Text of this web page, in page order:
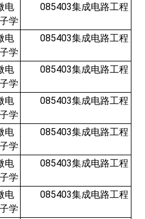
电
学
085403集成电路工程
电
学
085403集成电路工程
电
学
085403集成电路工程
电
学
085403集成电路工程
电
学
085403集成电路工程
电
学
085403集成电路工程
电
学
085403集成电路工程